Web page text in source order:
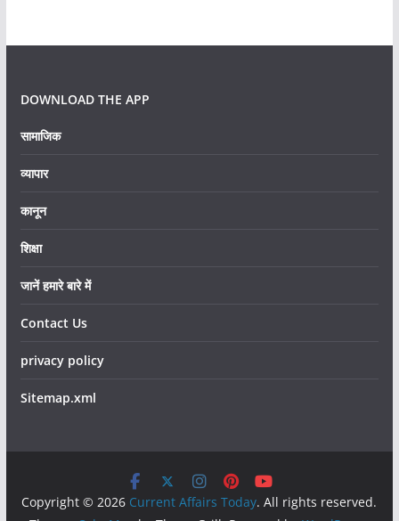
DOWNLOAD THE APP
सामाजिक
व्यापार
कानून
शिक्षा
जानें हमारे बारे में
Contact Us
privacy policy
Sitemap.xml
Copyright © 2026 Current Affairs Today. All rights reserved.